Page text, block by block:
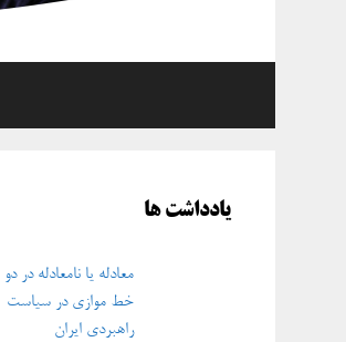
یادداشت ها
معادله یا نامعادله در دو
خط موازی در سیاست
راهبردی ایران